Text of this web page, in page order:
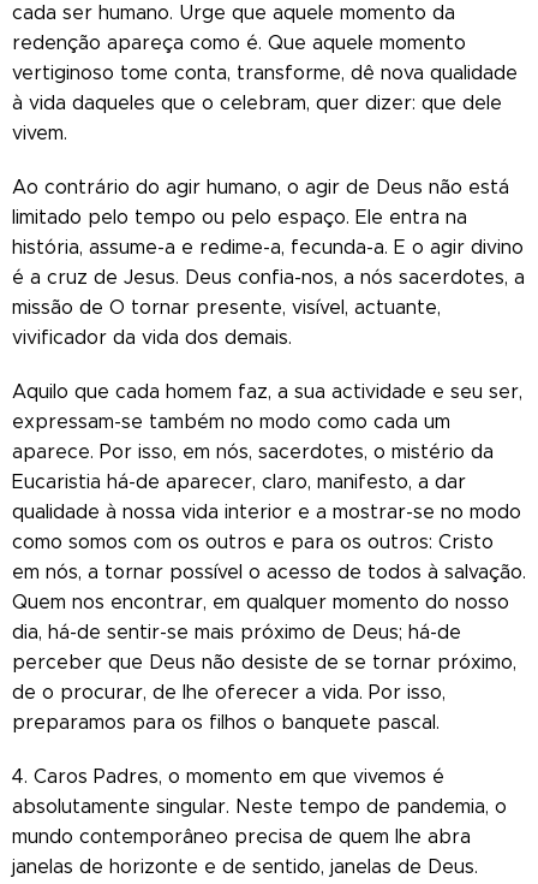
cada ser humano. Urge que aquele momento da
redenção apareça como é. Que aquele momento
vertiginoso tome conta, transforme, dê nova qualidade
à vida daqueles que o celebram, quer dizer: que dele
vivem.
Ao contrário do agir humano, o agir de Deus não está
limitado pelo tempo ou pelo espaço. Ele entra na
história, assume-a e redime-a, fecunda-a. E o agir divino
é a cruz de Jesus. Deus confia-nos, a nós sacerdotes, a
missão de O tornar presente, visível, actuante,
vivificador da vida dos demais.
Aquilo que cada homem faz, a sua actividade e seu ser,
expressam-se também no modo como cada um
aparece. Por isso, em nós, sacerdotes, o mistério da
Eucaristia há-de aparecer, claro, manifesto, a dar
qualidade à nossa vida interior e a mostrar-se no modo
como somos com os outros e para os outros: Cristo
em nós, a tornar possível o acesso de todos à salvação.
Quem nos encontrar, em qualquer momento do nosso
dia, há-de sentir-se mais próximo de Deus; há-de
perceber que Deus não desiste de se tornar próximo,
de o procurar, de lhe oferecer a vida. Por isso,
preparamos para os filhos o banquete pascal.
4. Caros Padres, o momento em que vivemos é
absolutamente singular. Neste tempo de pandemia, o
mundo contemporâneo precisa de quem lhe abra
janelas de horizonte e de sentido, janelas de Deus.